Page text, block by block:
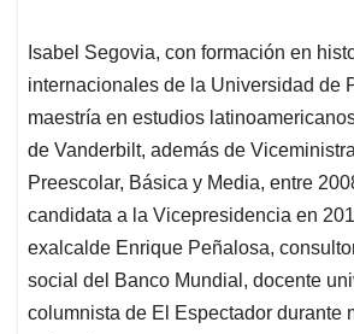
Isabel Segovia, con formación en
internacionales de la Universidad de
maestría en estudios
de Vanderbilt, además de
Preescolar, Básica y Media, entre
candidata a la Vicepresidencia en
exalcalde Enrique Peñalosa,
social del Banco Mundial, docente
columnista de El Espectador durante